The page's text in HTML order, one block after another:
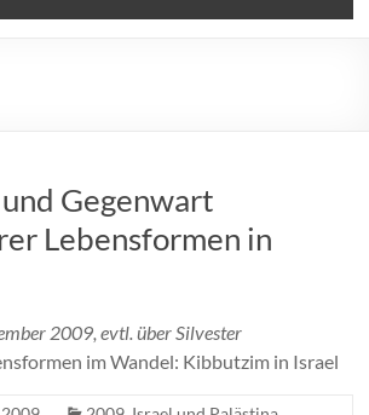
Gegenwart
Lebensformen in
2009, evtl. über Silvester
im Wandel: Kibbutzim in Israel